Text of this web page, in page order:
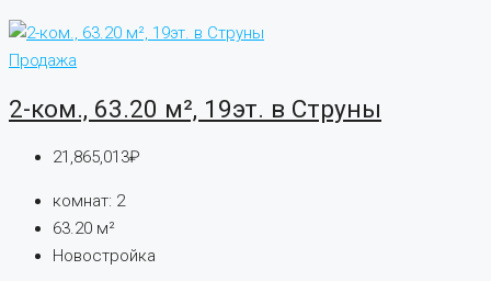
Продажа
2-ком., 63.20 м², 19эт. в Струны
21,865,013₽
комнат: 2
63.20 м²
Новостройка